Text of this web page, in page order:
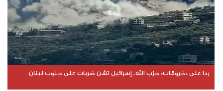
ردا على «خروقات» حزب الله.. إسرائيل تشن ضربات على جنوب لبنان